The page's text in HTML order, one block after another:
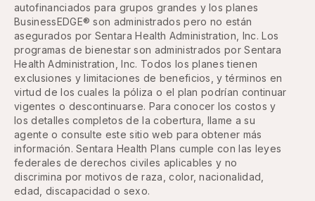
autofinanciados para grupos grandes y los planes
BusinessEDGE® son administrados pero no están
asegurados por Sentara Health Administration, Inc. Los
programas de bienestar son administrados por Sentara
Health Administration, Inc. Todos los planes tienen
exclusiones y limitaciones de beneficios, y términos en
virtud de los cuales la póliza o el plan podrían continuar
vigentes o descontinuarse. Para conocer los costos y
los detalles completos de la cobertura, llame a su
agente o consulte este sitio web para obtener más
información. Sentara Health Plans cumple con las leyes
federales de derechos civiles aplicables y no
discrimina por motivos de raza, color, nacionalidad,
edad, discapacidad o sexo.